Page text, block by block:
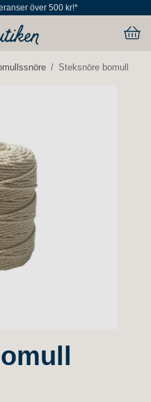
över 500 kr!*
/ Steksnöre bomull